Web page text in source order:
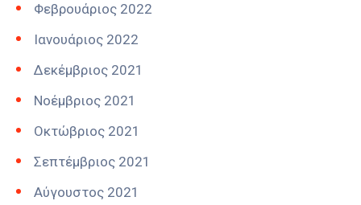
Φεβρουάριος 2022
Ιανουάριος 2022
Δεκέμβριος 2021
Νοέμβριος 2021
Οκτώβριος 2021
Σεπτέμβριος 2021
Αύγουστος 2021